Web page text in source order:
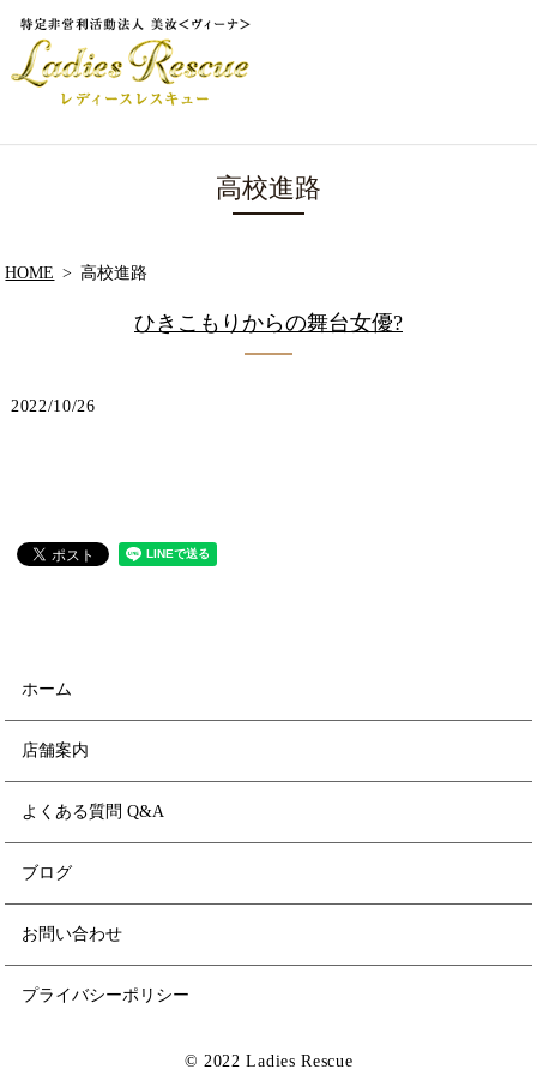
高校進路
HOME 高校進路
ひきこもりからの舞台女優?
2022/10/26
ホーム
店舗案内
よくある質問 Q&A
ブログ
お問い合わせ
プライバシーポリシー
© 2022 Ladies Rescue